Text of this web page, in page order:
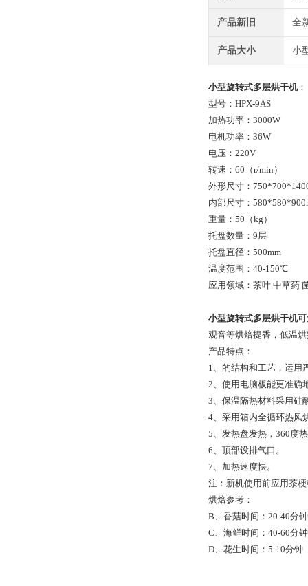
产品新旧 全
产品大小 小
小型旋转式多层烘干机：
型号：HPX-9AS
加热功率：3000W
电机功率：36W
电压：220V
转速：60（r/min）
外形尺寸：
内部尺寸：
重量：50（kg）
托盘数量：9层
托盘直径：500mm
温度范围：40-150℃
应用领域：茶叶 中草药
小型旋转式多层烘干机
观音等烘焙提香，
产
1、的结构和工艺，运用
2、使用电脑板能更准确
3、保温隔热材料采用硅
4、采用箱内全循环热风
5、发热盘发热，360度
6、顶部设排气口。
7、加热速度快。
注：新机使用前应用茶
烘焙参考
B、香菇时间：20-
C、海鲜时间：40-
D、花生时间：5-